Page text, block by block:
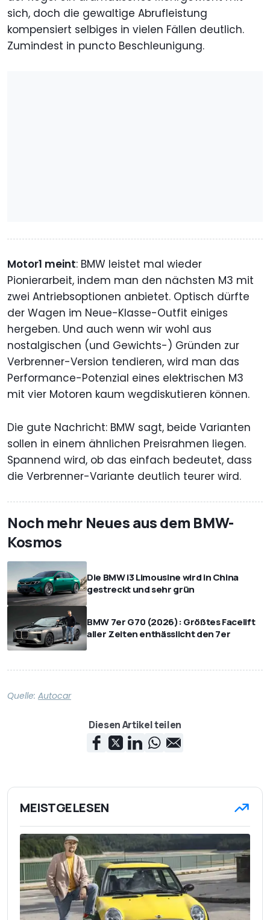
sich, doch die gewaltige Abrufleistung
kompensiert selbiges in vielen Fällen deutlich.
Zumindest in puncto Beschleunigung.
Motor1 meint: BMW leistet mal wieder
Pionierarbeit, indem man den nächsten M3 mit
zwei Antriebsoptionen anbietet. Optisch dürfte
der Wagen im Neue-Klasse-Outfit einiges
hergeben. Und auch wenn wir wohl aus
nostalgischen (und Gewichts-) Gründen zur
Verbrenner-Version tendieren, wird man das
Performance-Potenzial eines elektrischen M3
mit vier Motoren kaum wegdiskutieren können.
Die gute Nachricht: BMW sagt, beide Varianten
sollen in einem ähnlichen Preisrahmen liegen.
Spannend wird, ob das einfach bedeutet, dass
die Verbrenner-Variante deutlich teurer wird.
Noch mehr Neues aus dem BMW-
Kosmos
Die BMW i3 Limousine wird in China
gestreckt und sehr grün
BMW 7er G70 (2026): Größtes Facelift
aller Zeiten enthässlicht den 7er
Quelle: Autocar
Diesen Artikel teilen
MEISTGELESEN